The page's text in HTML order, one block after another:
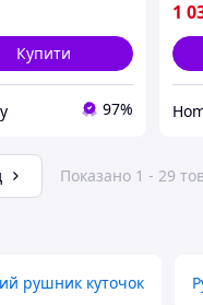
Купити
97%
1
Показано 1 - 29
рушник куточок